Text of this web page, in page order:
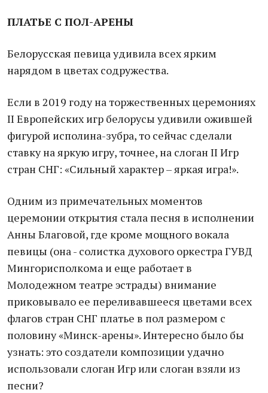
ПЛАТЬЕ С ПОЛ-АРЕНЫ
Белорусская певица удивила всех ярким
нарядом в цветах содружества.
Если в 2019 году на торжественных церемониях
II Европейских игр белорусы удивили ожившей
фигурой исполина-зубра, то сейчас сделали
ставку на яркую игру, точнее, на слоган II Игр
стран СНГ: «Сильный характер – яркая игра!».
Одним из примечательных моментов
церемонии открытия стала песня в исполнении
Анны Благовой, где кроме мощного вокала
певицы (она - солистка духового оркестра ГУВД
Мингорисполкома и еще работает в
Молодежном театре эстрады) внимание
приковывало ее переливавшееся цветами всех
флагов стран СНГ платье в пол размером с
половину «Минск-арены». Интересно было бы
узнать: это создатели композиции удачно
использовали слоган Игр или слоган взяли из
песни?